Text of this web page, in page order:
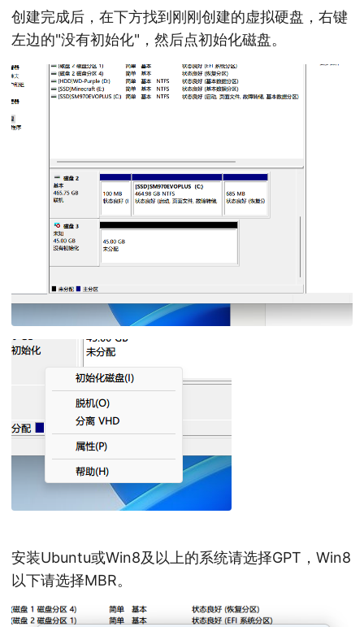
创建完成后，在下方找到刚刚创建的虚拟硬盘，右键
左边的"没有初始化"，然后点初始化磁盘。
安装Ubuntu或Win8及以上的系统请选择GPT，Win8
以下请选择MBR。